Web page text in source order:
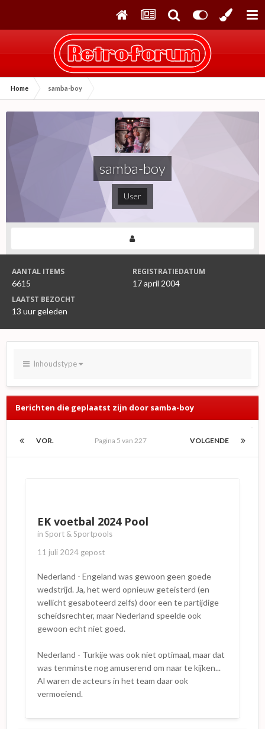
Home samba-boy
samba-boy
User
AANTAL ITEMS
6615
REGISTRATIEDATUM
17 april 2004
LAATST BEZOCHT
13 uur geleden
Inhoudstype
Berichten die geplaatst zijn door samba-boy
VOR. VOLGENDE
Pagina 5 van 227
EK voetbal 2024 Pool
in Sport & Sportpools
11 juli 2024 gepost
Nederland - Engeland was gewoon geen goede
wedstrijd. Ja, het werd opnieuw geteisterd (en
wellicht gesaboteerd zelfs) door een te partijdige
scheidsrechter, maar Nederland speelde ook
gewoon echt niet goed.
Nederland - Turkije was ook niet optimaal, maar dat
was tenminste nog amuserend om naar te kijken...
Al waren de acteurs in het team daar ook
vermoeiend.